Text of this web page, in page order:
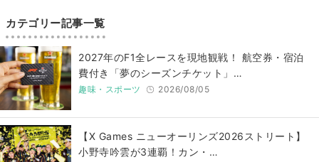
カテゴリー記事一覧
2027年のF1全レースを現地観戦！ 航空券・宿泊
費付き「夢のシーズンチケット」…
趣味・スポーツ 2026/08/05
【X Games ニューオーリンズ2026ストリート】
小野寺吟雲が3連覇！カン・…